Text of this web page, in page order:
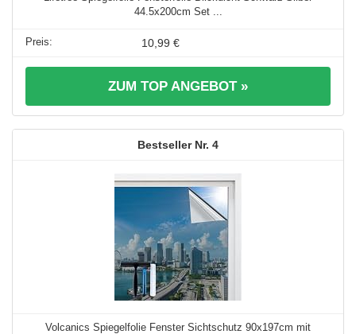
44.5x200cm Set ...
10,99 €
ZUM TOP ANGEBOT »
4
Volcanics Spiegelfolie Fenster Sichtschutz 90x197cm mit